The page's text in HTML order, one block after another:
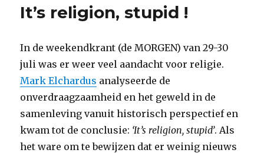
It’s religion, stupid !
In de weekendkrant (de MORGEN) van 29-30
juli was er weer veel aandacht voor religie.
Mark Elchardus analyseerde de
onverdraagzaamheid en het geweld in de
samenleving vanuit historisch perspectief en
kwam tot de conclusie: ‘It’s religion, stupid’. Als
het ware om te bewijzen dat er weinig nieuws